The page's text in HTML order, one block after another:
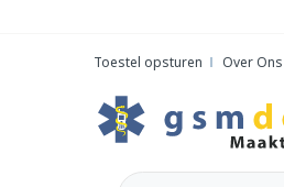
Toestel opsturen Over Ons